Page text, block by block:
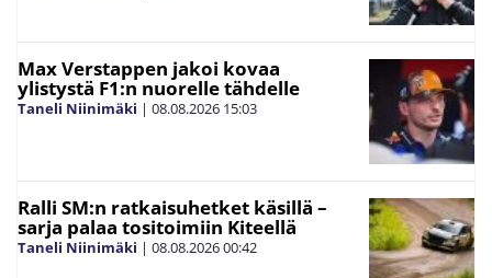
Max Verstappen jakoi kovaa
ylistystä F1:n nuorelle tähdelle
Taneli Niinimäki | 08.08.2026 15:03
Ralli SM:n ratkaisuhetket käsillä –
sarja palaa tositoimiin Kiteellä
Taneli Niinimäki | 08.08.202600:42